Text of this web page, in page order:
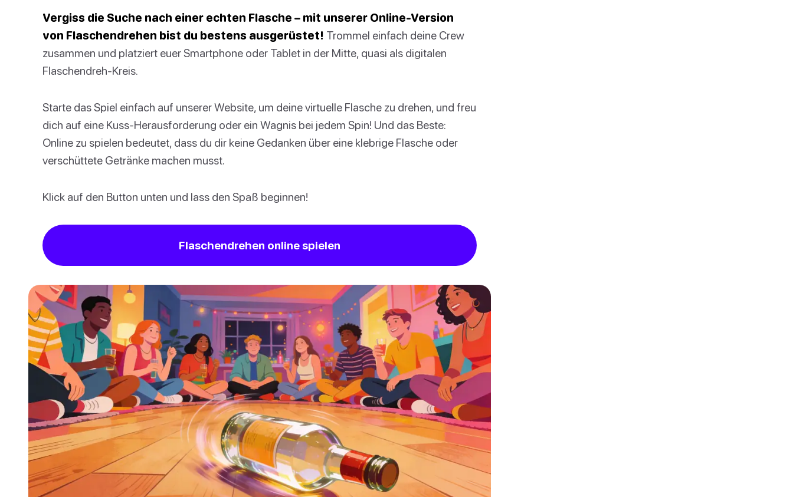
Vergiss die Suche nach einer echten Flasche – mit unserer Online-Version
von Flaschendrehen bist du bestens ausgerüstet! Trommel einfach deine Crew
zusammen und platziert euer Smartphone oder Tablet in der Mitte, quasi als digitalen
Flaschendreh-Kreis.
Starte das Spiel einfach auf unserer Website, um deine virtuelle Flasche zu drehen, und freu
dich auf eine Kuss-Herausforderung oder ein Wagnis bei jedem Spin! Und das Beste:
Online zu spielen bedeutet, dass du dir keine Gedanken über eine klebrige Flasche oder
verschüttete Getränke machen musst.
Klick auf den Button unten und lass den Spaß beginnen!
Flaschendrehen online spielen